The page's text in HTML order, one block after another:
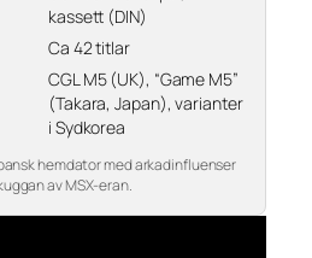
kassett (DIN)
Ca 42 titlar
CGL M5 (UK), “Game M5”
(Takara, Japan), varianter
i Sydkorea
hemdator med arkadinfluenser
av MSX-eran.